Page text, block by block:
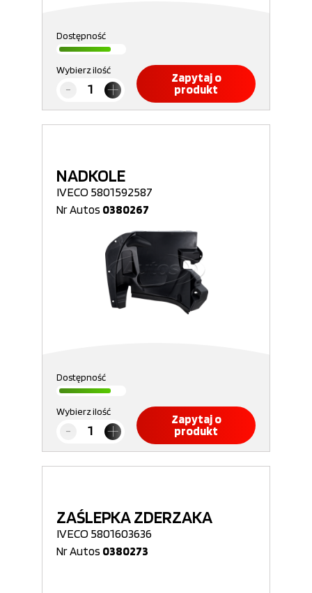
Dostępność
Wybierz ilość
Zapytaj o
produkt
NADKOLE
IVECO 5801592587
Nr Autos 0380267
Dostępność
Wybierz ilość
Zapytaj o
produkt
ZAŚLEPKA ZDERZAKA
IVECO 5801603636
Nr Autos 0380273